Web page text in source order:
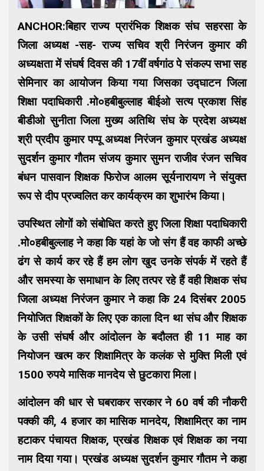
ANCHOR:बिहार राज्य प्रारंभिक शिक्षक संघ सहरसा के
जिला अध्यक्ष -सह- राज्य सचिव श्री निरंजन कुमार की
अध्यक्षता में संघर्ष दिवस की 17वीं वर्षगांठ पे संकल्प सभा सह
सेमिनार का आयोजन किया गया जिसका उद्घाटन जिला
शिक्षा पदाधिकारी .मो०हबीबुल्लाह बीईओ सत्य प्रकाश सिंह
बीडीओ सुनीता जिला मुख्य अतिथि संघ के प्रदेश अध्यक्ष
श्री प्रदीप कुमार पप्पू अध्यक्ष निरंजन कुमार प्रखंड अध्यक्ष
सुदर्शन कुमार गौतम संजय कुमार सुमन राजीव रंजन सचिव
बंधन पासवान शिक्षक फिरोज आलम सूर्यनारायण ने संयुक्त
रूप से दीप प्रज्वलित कर कार्यक्रम का शुभारंभ किया।
उपस्थित लोगों को संबोधित करते हुए जिला शिक्षा पदाधिकारी
.मो०हबीबुल्लाह ने कहा कि यहां के जो संग हैं वह काफी अच्छे
ढंग से कार्य कर रहे हैं हम लोग खुद उनके संपर्क में रहते हैं
और समस्या के समाधान के लिए तत्पर रहे हैं वही शिक्षक संघ
जिला अध्यक्ष निरंजन कुमार ने कहा कि 24 दिसंबर 2005
नियोजित शिक्षकों के लिए एक काला दिन था संघ और शिक्षक
के उसी संघर्ष और आंदोलन के बदौलत ही 11 माह का
नियोजन खत्म कर शिक्षामित्र के कलंक से मुक्ति मिली एवं
1500 रुपये मासिक मानदेय से छुटकारा मिला।
आंदोलन की धार से घबराकर सरकार ने 60 वर्ष की नौकरी
पक्की की, ₹4 हजार का मासिक मानदेय, शिक्षामित्र का नाम
हटाकर पंचायत शिक्षक, प्रखंड शिक्षक एवं शिक्षक का नया
नाम दिया गया। प्रखंड अध्यक्ष सुदर्शन कुमार गौतम ने कहा